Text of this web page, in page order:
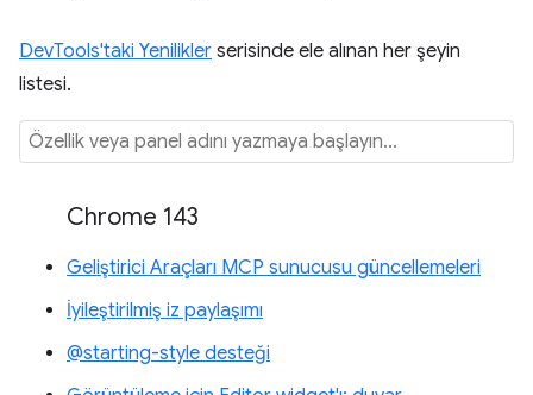
DevTools'taki Yenilikler serisinde ele alınan her şeyin
listesi.
Chrome 143
Geliştirici Araçları MCP sunucusu güncellemeleri
İyileştirilmiş iz paylaşımı
@starting-style desteği